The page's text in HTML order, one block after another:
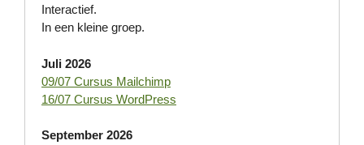
Interactief.
In een kleine groep.
Juli 2026
09/07 Cursus Mailchimp
16/07 Cursus WordPress
September 2026